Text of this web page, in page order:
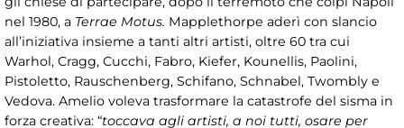
nel 1980, a Terrae Motus. Mapplethorpe aderì con slancio
all’iniziativa insieme a tanti altri artisti, oltre 60 tra cui
Warhol, Cragg, Cucchi, Fabro, Kiefer, Kounellis, Paolini,
Pistoletto, Rauschenberg, Schifano, Schnabel, Twombly e
Vedova. Amelio voleva trasformare la catastrofe del sisma in
forza creativa: “toccava agli artisti, a noi tutti, osare per